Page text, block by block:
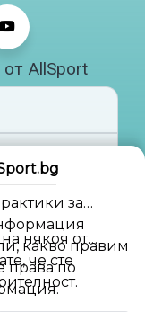
за
какво правим
права по
някоя от
че сте
от AllSport